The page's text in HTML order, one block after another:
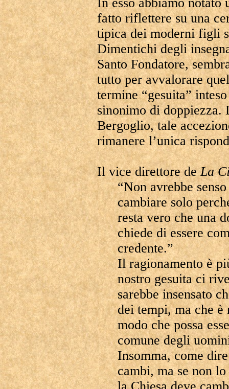
fatto riflettere su una
tipica dei moderni figli
Dimentichi degli
Santo Fondatore,
tutto per avvalorare
termine “gesuita”
sinonimo di doppiezza.
Bergoglio, tale
rimanere l’unica
Il vice direttore deLa
“Non avrebbe
cambiare solo
resta vero che una
chiede di essere
credente.”
Il ragionamento è
nostro gesuita ci
sarebbe insensato
dei tempi, ma che è
modo che possa
comune degli
Insomma, come
cambi, ma se non